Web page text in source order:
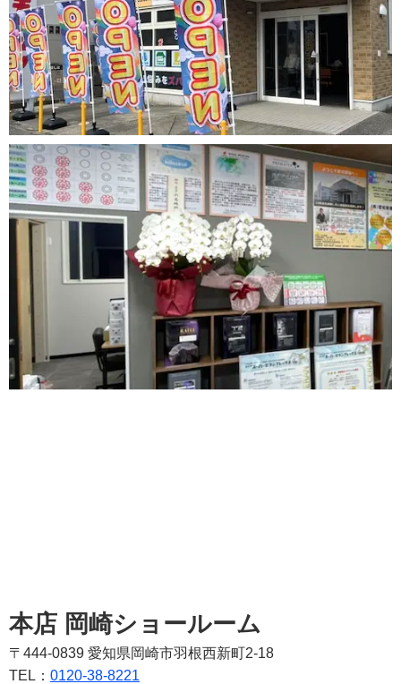
本店 岡崎ショールーム
〒444-0839 愛知県岡崎市羽根西新町2-18
TEL： 0120-38-8221